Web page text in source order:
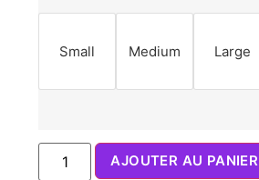
Small Medium Large
AJOUTER AU PANIER